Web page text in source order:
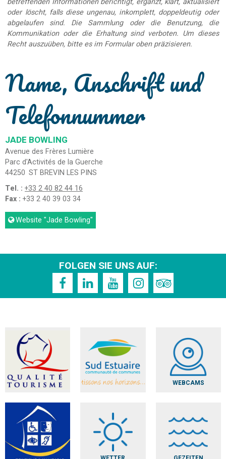
oder löscht, falls diese ungenau, inkomplett, doppeldeutig oder
abgelaufen sind. Die Sammlung oder die Benutzung, die
Kommunikation oder die Erhaltung sind verboten. Um dieses
Recht auszuüben, bitte es im Formular oben präzisieren.
Name, Anschrift und
Telefonnummer
JADE BOWLING
Avenue des Frères Lumière
Parc d'Activités de la Guerche
44250 ST BREVIN LES PINS
Tel. : +33 2 40 82 44 16
Fax : +33 2 40 39 03 34
Website "Jade Bowling"
FOLGEN SIE UNS AUF:
WEBCAMS